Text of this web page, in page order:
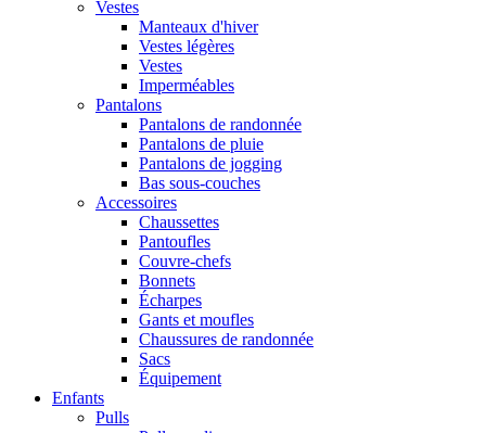
Vestes
Manteaux d'hiver
Vestes légères
Vestes
Imperméables
Pantalons
Pantalons de randonnée
Pantalons de pluie
Pantalons de jogging
Bas sous-couches
Accessoires
Chaussettes
Pantoufles
Couvre-chefs
Bonnets
Écharpes
Gants et moufles
Chaussures de randonnée
Sacs
Équipement
Enfants
Pulls